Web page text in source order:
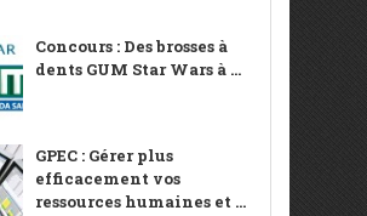
Concours : Des brosses à
dents GUM Star Wars à ...
GPEC : Gérer plus
efficacement vos
ressources humaines et ...